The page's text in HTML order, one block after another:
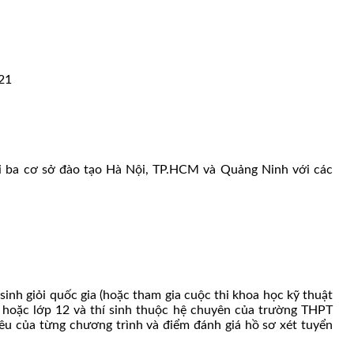
cơ sở đào tạo Hà Nội, TP.HCM và Quảng Ninh với các
giỏi quốc gia (hoặc tham gia cuộc thi khoa học kỹ thuật
lớp 12 và thí sinh thuộc hệ chuyên của trường THPT
của từng chương trình và điểm đánh giá hồ sơ xét tuyển